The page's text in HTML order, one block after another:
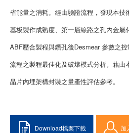
省能量之消耗。經由驗證流程，發現本技
基板製作成熟度、第一層線路之孔內金屬
ABF壓合製程與鑽孔後Desmear 參數之
流程之製程最佳化及破壞模式分析。藉由
晶片內埋架構封裝之量產性評估參考。
Download檔案下載 加